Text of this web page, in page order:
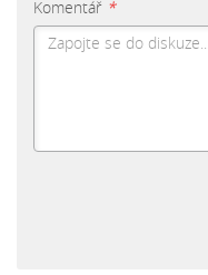
Komentář *